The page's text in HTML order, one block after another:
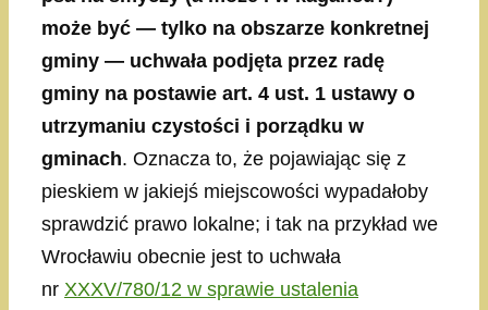
może być — tylko na obszarze konkretnej
gminy — uchwała podjęta przez radę
gminy na postawie art. 4 ust. 1 ustawy o
utrzymaniu czystości i porządku w
gminach. Oznacza to, że pojawiając się z
pieskiem w jakiejś miejscowości wypadałoby
sprawdzić prawo lokalne; i tak na przykład we
Wrocławiu obecnie jest to uchwała
nr XXXV/780/12 w sprawie ustalenia